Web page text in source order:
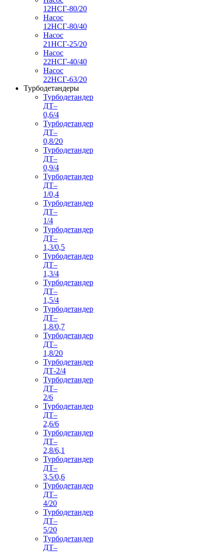
12НСГ-80/20
Насос
12НСГ-80/40
Насос
21НСГ-25/20
Насос
22НСГ-40/40
Насос
22НСГ-63/20
Турбодетандеры
Турбодетандер
ДТ–
0,6/4
Турбодетандер
ДТ–
0,8/20
Турбодетандер
ДТ–
0,9/4
Турбодетандер
ДТ–
1/0,4
Турбодетандер
ДТ–
1/4
Турбодетандер
ДТ–
1,3/0,5
Турбодетандер
ДТ–
1,3/4
Турбодетандер
ДТ–
1,5/4
Турбодетандер
ДТ–
1,8/0,7
Турбодетандер
ДТ–
1,8/20
Турбодетандер
ДТ-2/4
Турбодетандер
ДТ–
2/6
Турбодетандер
ДТ–
2,6/6
Турбодетандер
ДТ–
2,8/6,1
Турбодетандер
ДТ–
3,5/0,6
Турбодетандер
ДТ–
4/20
Турбодетандер
ДТ–
5/20
Турбодетандер
ДТ–